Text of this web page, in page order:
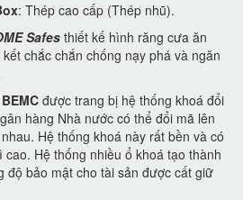
: Thép cao cấp (Thép nhũ).
Safesthiết kế hình răng cưa ăn
chắc chắn chống nạy phá và ngăn
được trang bị hệ thống khoá đổi
hàng Nhà nước có thể đổi mã lên
Hệ thống khoá này rất bền và có
Hệ thống nhiều ổ khoá tạo thành
độ bảo mật cho tài sản được cất giữ